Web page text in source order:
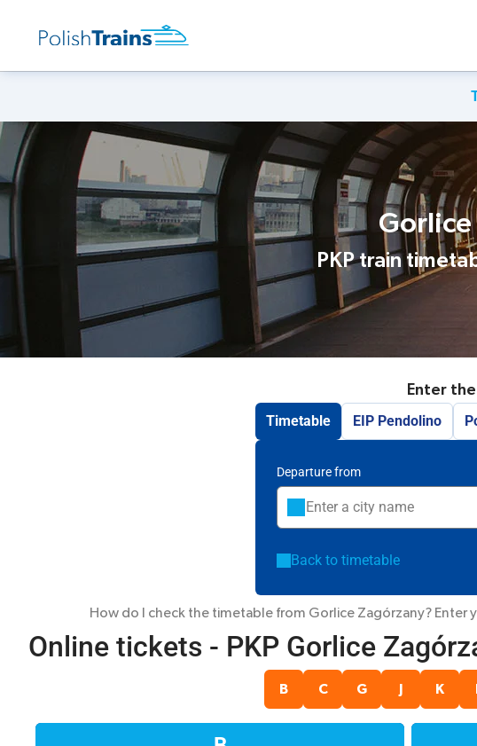
Gorlice
PKP train
Enter
Timetable EIP Pendolino
Departure from
Back to timetable
How do I check the timetable from Gorlice Zagórzany?
Online tickets - PKP Gorlice
B C G K